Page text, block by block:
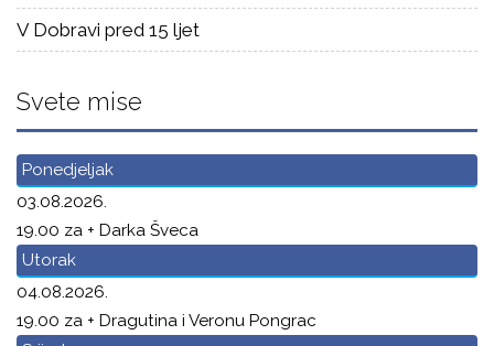
V Dobravi pred 15 ljet
Svete mise
Ponedjeljak
03.08.2026.
19.00 za + Darka Šveca
Utorak
04.08.2026.
19.00 za + Dragutina i Veronu Pongrac